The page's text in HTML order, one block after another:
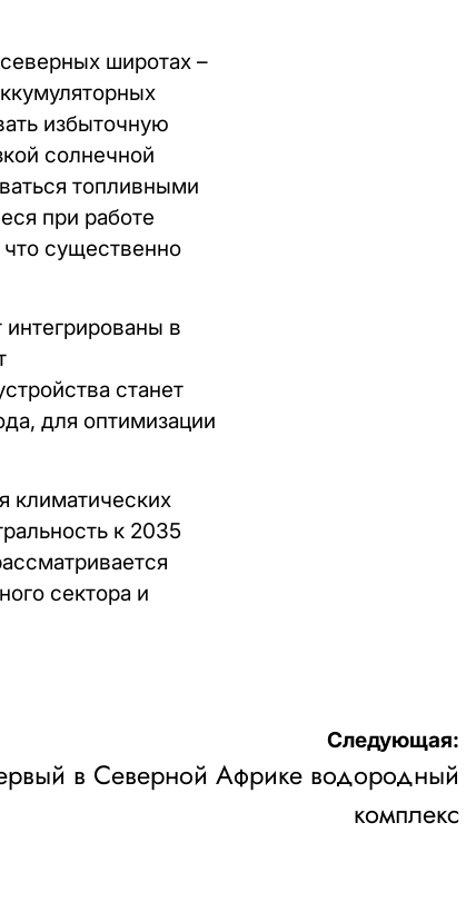
широтах –
избыточную
солнечной
топливными
при работе
существенно
в
станет
для оптимизации
климатических
к 2035
сектора и
Следующая:
в Северной Африке водородный
комплекс